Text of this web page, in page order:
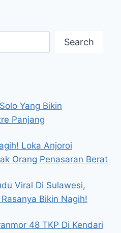
Search
Yang Bikin
Panjang
Loka Anjoroi
Orang Penasaran Berat
Viral Di Sulawesi,
Bikin Nagih!
48 TKP Di Kendari